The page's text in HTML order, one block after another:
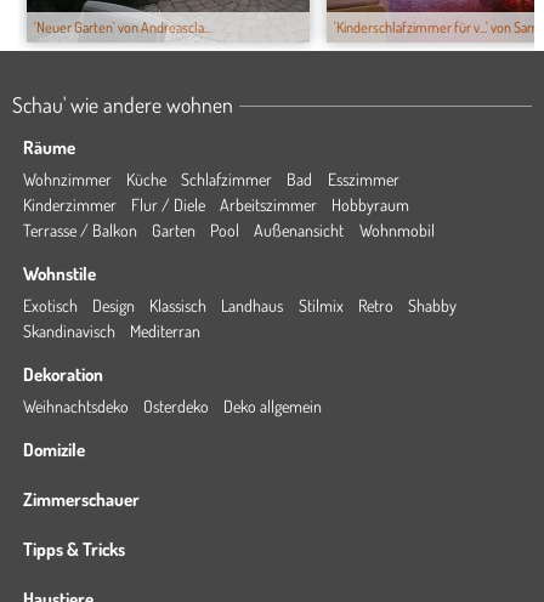
'Neuer Garten' von Andreascla... 'Kinderschlafzimmer für v...' von
Schau' wie andere wohnen
Räume
Wohnzimmer Küche Schlafzimmer Bad
Esszimmer
Kinderzimmer
Flur / Diele Arbeitszimmer
Hobbyraum
Terrasse / Balkon
Garten Pool Außenansicht Wohnmobil
Wohnstile
Exotisch Design Klassisch Landhaus Stilmix Retro
Shabby
Skandinavisch
Mediterran
Dekoration
Weihnachtsdeko Osterdeko Deko allgemein
Domizile
Zimmerschauer
Tipps & Tricks